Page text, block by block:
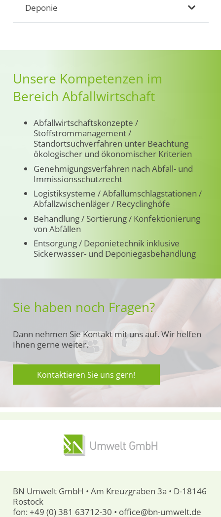
Deponie
Unsere Kompetenzen im
Bereich Abfallwirtschaft
Abfallwirtschaftskonzepte /
Stoffstrommanagement /
Standortsuchverfahren unter Beachtung
ökologischer und ökonomischer Kriterien
Genehmigungsverfahren nach Abfall- und
Immissionsschutzrecht
Logistiksysteme / Abfallumschlagstationen /
Abfallzwischenläger / Recyclinghöfe
Behandlung / Sortierung / Konfektionierung
von Abfällen
Entsorgung / Deponietechnik inklusive
Sickerwasser- und Deponiegasbehandlung
Sie haben noch Fragen?
Dann nehmen Sie Kontakt mit uns auf. Wir helfen
Ihnen gerne weiter.
Kontaktieren Sie uns gern!
BN Umwelt GmbH • Am Kreuzgraben 3a • D-18146
Rostock
fon: +49 (0) 381 63712-30 • office@bn-umwelt.de